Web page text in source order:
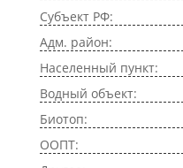
Субъект РФ:
Адм. район:
Населенный пункт:
Водный объект:
Биотоп:
ООПТ: